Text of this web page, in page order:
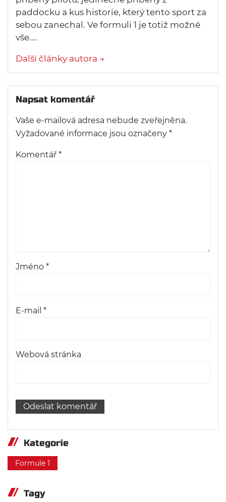
paddocku a kus historie, který tento sport za
sebou zanechal. Ve formuli 1 je totiž možné
vše.…
Další články autora →
Napsat komentář
Vaše e-mailová adresa nebude zveřejněna.
Vyžadované informace jsou označeny *
Komentář *
Jméno *
E-mail *
Webová stránka
Kategorie
Formule 1
Tagy